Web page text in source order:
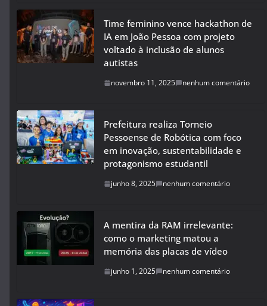
Time feminino vence hackathon de
IA em João Pessoa com projeto
voltado à inclusão de alunos
autistas
novembro 11, 2025 nenhum comentário
Prefeitura realiza Torneio
Pessoense de Robótica com foco
em inovação, sustentabilidade e
protagonismo estudantil
junho 8, 2025 nenhum comentário
A mentira da RAM irrelevante:
como o marketing matou a
memória das placas de vídeo
junho 1, 2025 nenhum comentário